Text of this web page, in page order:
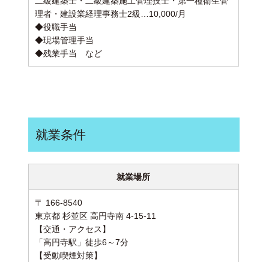
理者・建設業経理事務士2級…10,000/月
◆役職手当
◆現場管理手当
◆残業手当 など
就業条件
就業場所
〒 166-8540
東京都 杉並区 高円寺南 4-15-11
【交通・アクセス】
「高円寺駅」徒歩6～7分
【受動喫煙対策】